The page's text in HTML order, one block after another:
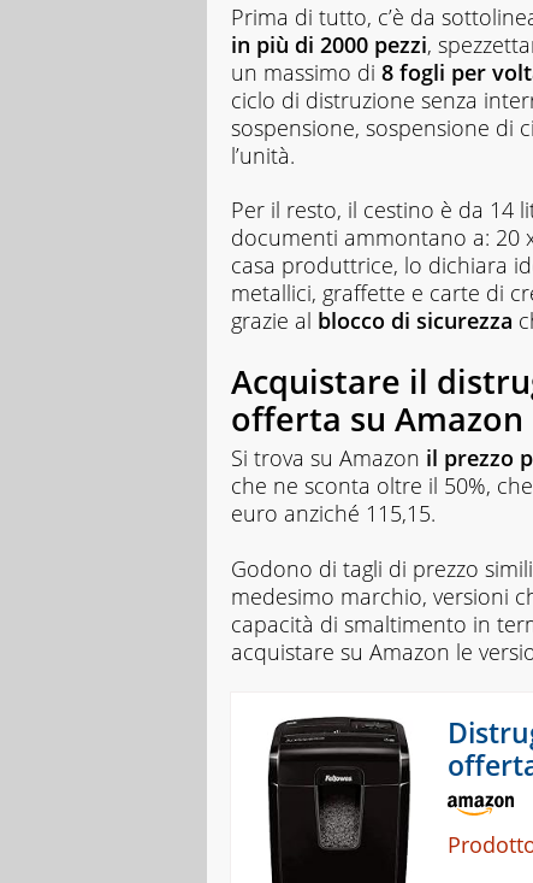
Prima di tutto, c’è da
in più di 2000 pezzi,
un massimo di 8 fogli per
ciclo di distruzione senza
sospensione, sospensione di
l’unità.
Per il resto, il cestino è da 14
documenti ammontano a: 20
casa produttrice, lo dichiara
metallici, graffette e carte di
grazie al blocco di sicurezza
Acquistare il
offerta su Amazon
Si trova su Amazon il prezzo
che ne sconta oltre il 50%,
euro anziché 115,15.
Godono di tagli di prezzo
medesimo marchio, versioni
capacità di smaltimento in
acquistare su Amazon le